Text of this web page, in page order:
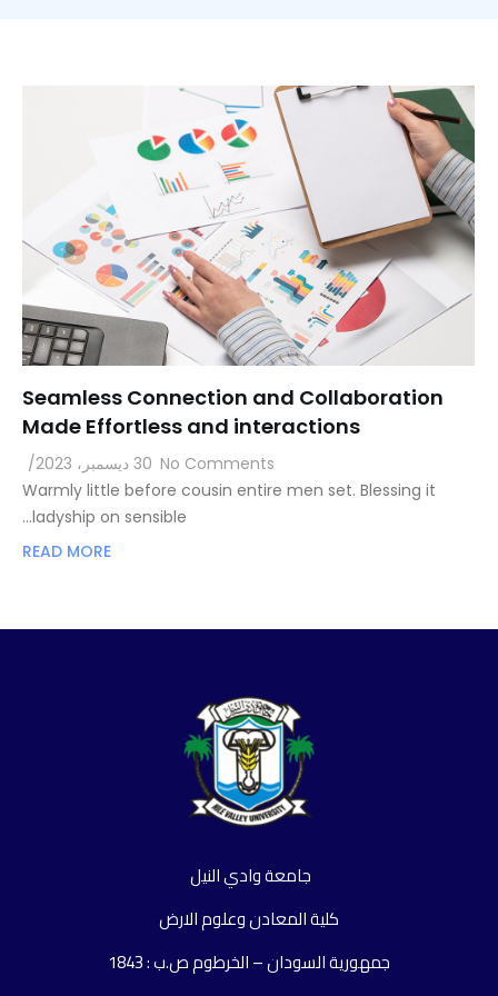
Seamless Connection and Collaboration
Made Effortless and interactions
30 ديسمبر، 2023 /
No Comments
Warmly little before cousin entire men set. Blessing it
ladyship on sensible…
READ MORE
جامعة وادي النيل
كلية المعادن وعلوم الارض
جمهورية السودان – الخرطوم ص.ب : 1843